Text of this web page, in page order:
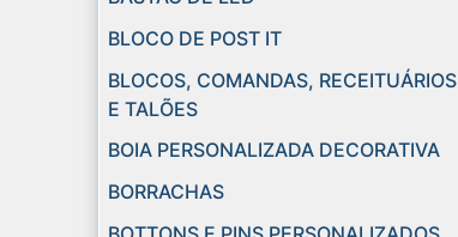
BLOCO DE POST IT
BLOCOS, COMANDAS, RECEITUÁRIOS
E TALÕES
BOIA PERSONALIZADA DECORATIVA
BORRACHAS